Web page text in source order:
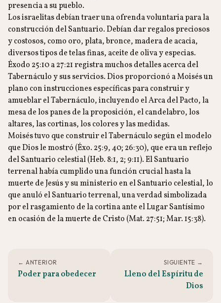
presencia a su pueblo.
Los israelitas debían traer una ofrenda voluntaria para la
construcción del Santuario. Debían dar regalos preciosos
y costosos, como oro, plata, bronce, madera de acacia,
diversos tipos de telas finas, aceite de oliva y especias.
Éxodo 25:10 a 27:21 registra muchos detalles acerca del
Tabernáculo y sus servicios. Dios proporcionó a Moisés un
plano con instrucciones específicas para construir y
amueblar el Tabernáculo, incluyendo el Arca del Pacto, la
mesa de los panes de la proposición, el candelabro, los
altares, las cortinas, los colores y las medidas.
Moisés tuvo que construir el Tabernáculo según el modelo
que Dios le mostró (Éxo. 25:9, 40; 26:30), que era un reflejo
del Santuario celestial (Heb. 8:1, 2; 9:11). El Santuario
terrenal había cumplido una función crucial hasta la
muerte de Jesús y su ministerio en el Santuario celestial, lo
que anuló el Santuario terrenal, una verdad simbolizada
por el rasgamiento de la cortina ante el Lugar Santísimo
en ocasión de la muerte de Cristo (Mat. 27:51; Mar. 15:38).
← ANTERIOR
Poder para obedecer
SIGUIENTE →
Lleno del Espíritu de
Dios